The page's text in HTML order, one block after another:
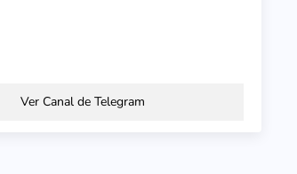
Ver Canal de Telegram